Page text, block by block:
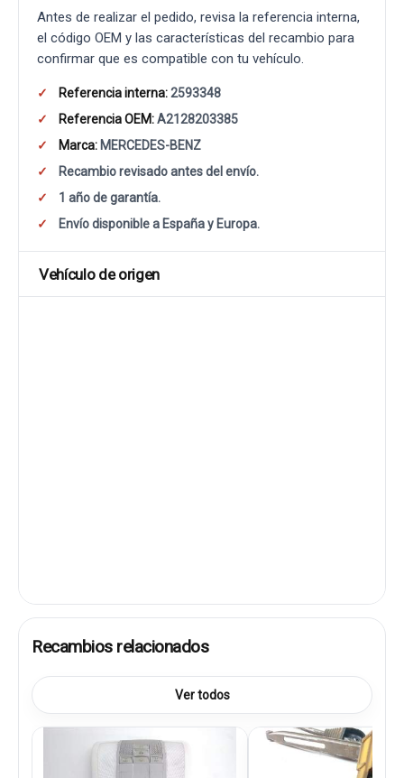
Antes de realizar el pedido, revisa la referencia interna,
el código OEM y las características del recambio para
confirmar que es compatible con tu vehículo.
Referencia interna:2593348
Referencia OEM:A2128203385
Marca: MERCEDES-BENZ
Recambio revisado antes del envío.
1 año de garantía.
Envío disponible a España y Europa.
Vehículo de origen
Recambios relacionados
Ver todos